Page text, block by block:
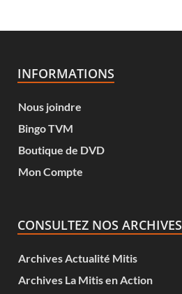
INFORMATIONS
Nous joindre
Bingo TVM
Boutique de DVD
Mon Compte
CONSULTEZ NOS ARCHIVES
Archives Actualité Mitis
Archives La Mitis en Action